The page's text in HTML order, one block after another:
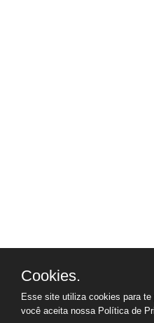
Cookies.
Esse site utiliza cookies para
você aceita nossa Política de